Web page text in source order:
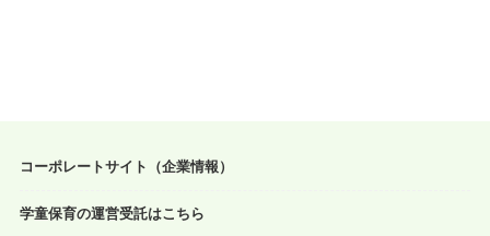
コーポレートサイト（企業情報）
学童保育の運営受託はこちら